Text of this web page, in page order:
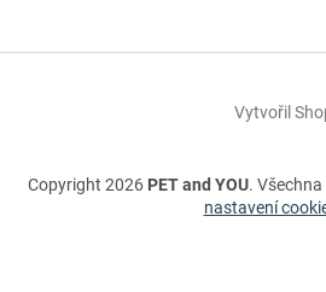
Vytvořil
Copyright 2026 PET and YOU.
nastavení